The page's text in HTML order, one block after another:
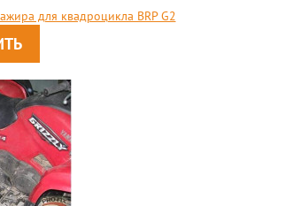
для квадроцикла BRP G2